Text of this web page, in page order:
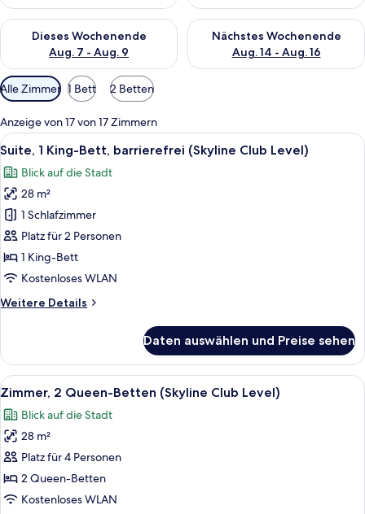
Dieses Wochenende
Aug. 7 - Aug. 9
Überprüfe die Verfügbarkeit für dieses Wochenende, Aug. 7
Nächstes Wochenende
Aug. 14 - Aug. 16
Überprüfe die Verfügbarkeit
Verfügbare
Filter
für
Zimmer
Alle Zimmer 1 Bett 2 Betten
Anzeige von 17 von 17 Zimmern
Alle
Fotos
für
Suite,
1 King-
Bett,
barrierefrei
(Skyline
Level)
Ein Hotelzimmer mit einem großen
7
Suite, 1 King-Bett, barrierefrei (Skyline Club Level)
Blick auf die Stadt
28 m²
1 Schlafzimmer
Platz für 2 Personen
1 King-Bett
Kostenloses WLAN
Weitere Details
Weitere
1 King-
Bett,
barrierefrei
Club
Level)
Daten auswählen und Preise sehen
Alle
Fotos
für
Zimmer,
2 Queen-
Betten
(Skyline
Ein Hotelzimmer mit zwei Betten,
5
Zimmer, 2 Queen-Betten (Skyline Club Level)
Blick auf die Stadt
28 m²
Platz für 4 Personen
2 Queen-Betten
Kostenloses WLAN